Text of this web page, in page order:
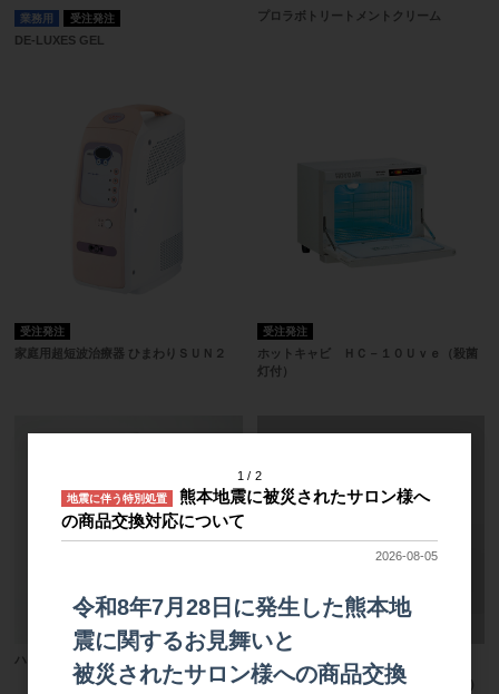
業務用 受注発注
DE-LUXES GEL
プロラボトリートメントクリーム
受注発注
家庭用超短波治療器 ひまわりＳＵＮ２
受注発注
ホットキャビ ＨＣ－１０Ｕｖｅ（殺菌
灯付）
ハイドロヴィーナス 備品一覧 業務用 レンタル品
ナノキューブ レンタル代金（１ヶ月分）
1 2
地震に伴う特別処置
熊本地震に被災されたサロン様へ
の商品交換対応について
2026-08-05
令和8年7月28日に発生した熊本地
震に関するお見舞いと
被災されたサロン様への商品交換